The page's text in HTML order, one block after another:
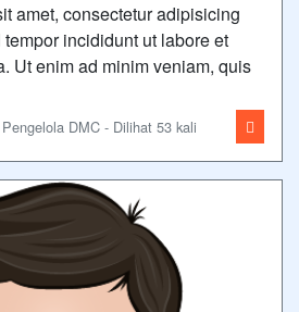
amet, consectetur adipisicing
incididunt ut labore et
Ut enim ad minim veniam, quis
DMC - Dilihat 53 kali